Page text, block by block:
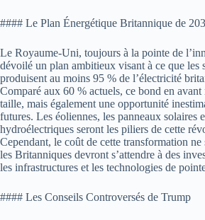
#### Le Plan Énergétique Britannique de
Le Royaume-Uni, toujours à la pointe de
dévoilé un plan ambitieux visant à ce que les
produisent au moins 95 % de l’électricité
Comparé aux 60 % actuels, ce bond en avant
taille, mais également une opportunité
futures. Les éoliennes, les panneaux solaires
hydroélectriques seront les piliers de cette
Cependant, le coût de cette transformation ne
les Britanniques devront s’attendre à des
les infrastructures et les technologies de
#### Les Conseils Controversés de Trump